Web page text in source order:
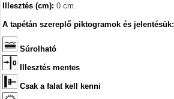
Illesztés (cm): 0 cm.
A tapétán szereplő piktogramok és jelentésük:
Súrolható
Illesztés mentes
Csak a falat kell kenni